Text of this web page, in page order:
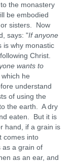
the monastery
be embodied
sisters. Now
says: "If anyone
is why monastic
Christ.
wants to
he
understand
of using the
the earth. A dry
eaten. But it is
hand, if a grain is
comes into
as a grain of
as an ear, and